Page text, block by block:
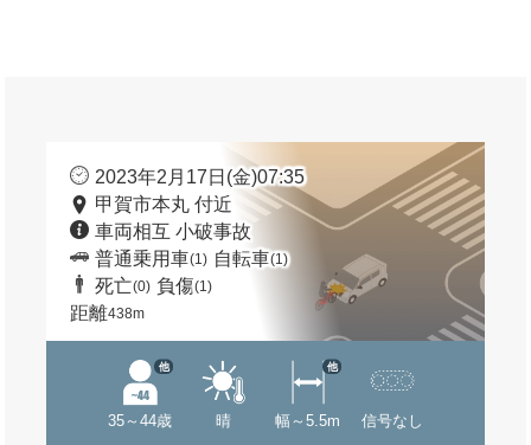
2023年2月17日(金)07:35
甲賀市本丸 付近
車両相互 小破事故
普通乗用車(1) 自転車(1)
死亡(0) 負傷(1)
距離438m
35～44歳
他
晴 幅～5.5m
他
信号なし